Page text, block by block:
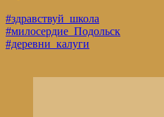
#здравствуй_школа
#милосердие_Подольск
#деревни_калуги